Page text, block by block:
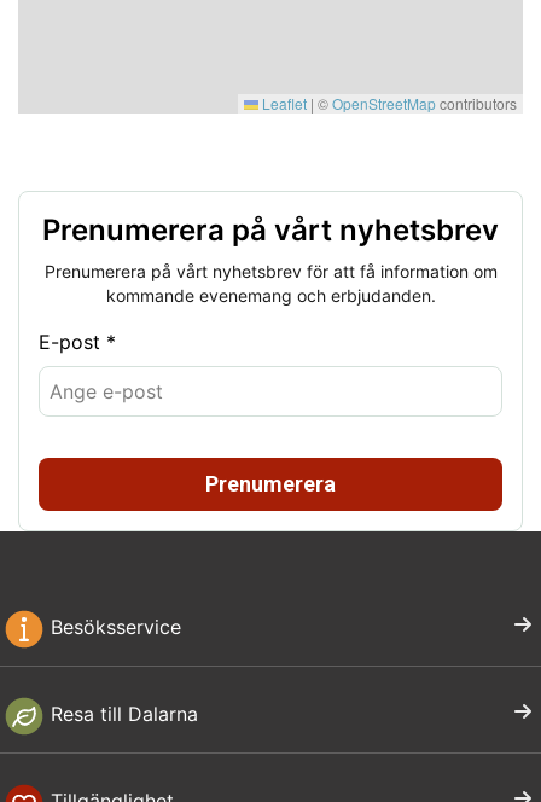
Leaflet | ©OpenStreetMapcontributors
Prenumerera på vårt nyhetsbrev
Prenumerera på vårt nyhetsbrev för att få information om
kommande evenemang och erbjudanden.
E-post *
Prenumerera
Besöksservice
Resa till Dalarna